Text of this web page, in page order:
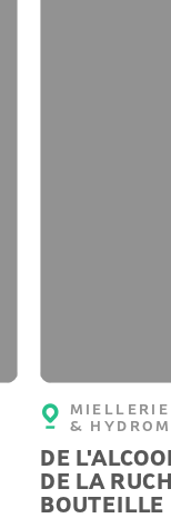
&
DE
DE LA
BOUTEILLE